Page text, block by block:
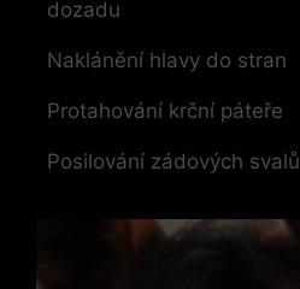
dozadu
Naklánění hlavy do stran
Protahování krční páteře
Posilování zádových svalů